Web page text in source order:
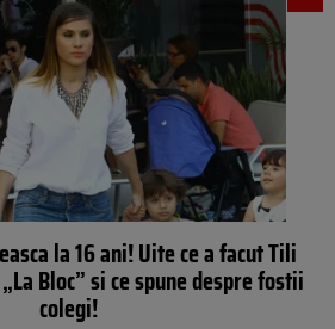
la 16 ani! Uite ce a facut Tili
Bloc” si ce spune despre fostii
colegi!